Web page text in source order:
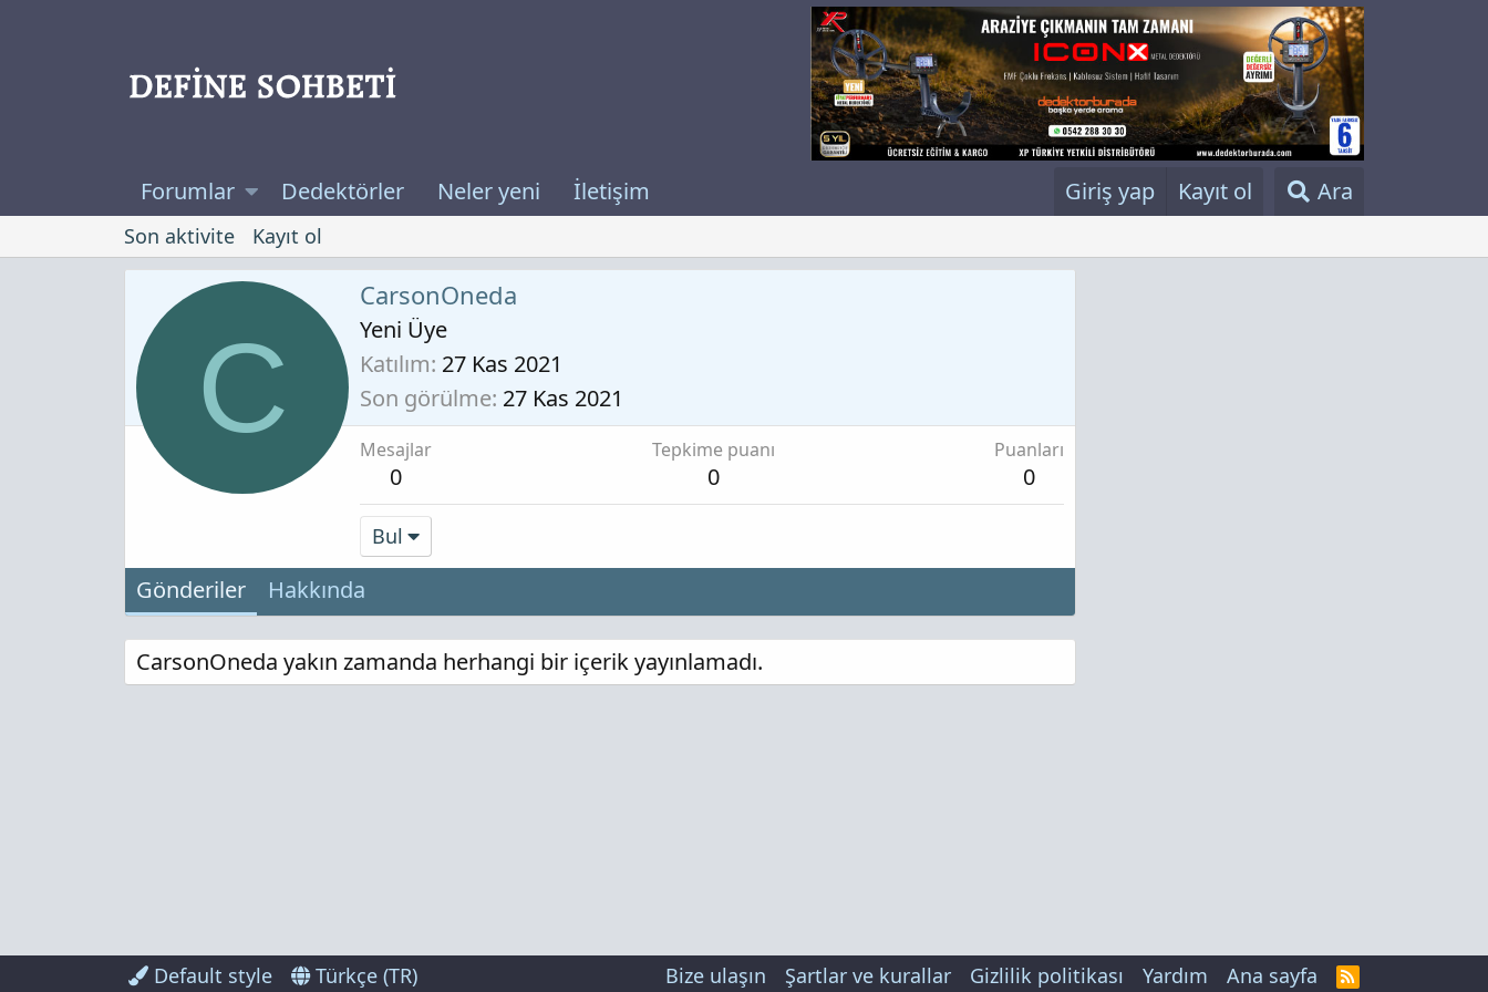
Forumlar Dedektörler Neler yeni İletişim Giriş yap Kayıt ol Ara
Son aktivite Kayıt ol
C
CarsonOneda
Yeni Üye
Katılım 27 Kas 2021
Son görülme 27 Kas 2021
Mesajlar
0
Tepkime puanı
0
Puanları
0
Bul
Gönderiler Hakkında
CarsonOneda yakın zamanda herhangi bir içerik yayınlamadı.
Default style Türkçe (TR) Bize ulaşın Şartlar ve kurallar Gizlilik politikası Yardım Ana sayfa